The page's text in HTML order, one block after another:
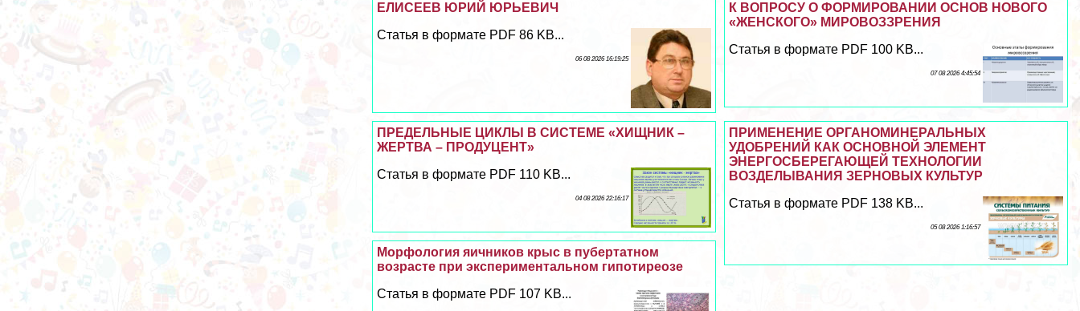
К ВОПРОСУ О ФОРМИРОВАНИИ ОСНОВ НОВОГО
«ЖЕНСКОГО» МИРОВОЗЗРЕНИЯ
Статья в формате PDF 100 KB...
07 08 2026 4:45:54
ЕЛИСЕЕВ ЮРИЙ ЮРЬЕВИЧ
Статья в формате PDF 86 KB...
06 08 2026 16:19:25
ПРИМЕНЕНИЕ ОРГАНОМИНЕРАЛЬНЫХ
УДОБРЕНИЙ КАК ОСНОВНОЙ ЭЛЕМЕНТ
ЭНЕРГОСБЕРЕГАЮЩЕЙ ТЕХНОЛОГИИ
ВОЗДЕЛЫВАНИЯ ЗЕРНОВЫХ КУЛЬТУР
Статья в формате PDF 138 KB...
05 08 2026 1:16:57
ПРЕДЕЛЬНЫЕ ЦИКЛЫ В СИСТЕМЕ «ХИЩНИК –
ЖЕРТВА – ПРОДУЦЕНТ»
Статья в формате PDF 110 KB...
04 08 2026 22:16:17
Морфология яичников крыс в пубертатном
возрасте при экспериментальном гипотиреозе
Статья в формате PDF 107 KB...